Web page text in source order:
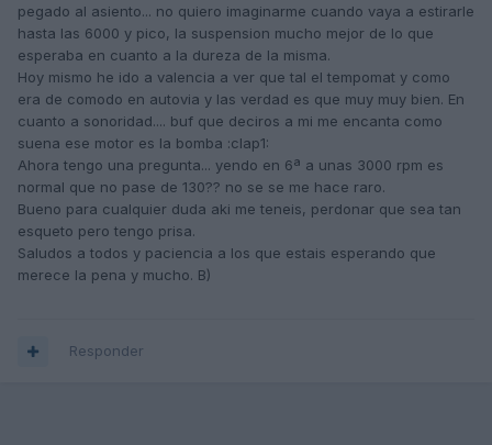
pegado al asiento... no quiero imaginarme cuando vaya a estirarle
hasta las 6000 y pico, la suspension mucho mejor de lo que
esperaba en cuanto a la dureza de la misma.
Hoy mismo he ido a valencia a ver que tal el tempomat y como
era de comodo en autovia y las verdad es que muy muy bien. En
cuanto a sonoridad.... buf que deciros a mi me encanta como
suena ese motor es la bomba :clap1:
Ahora tengo una pregunta... yendo en 6ª a unas 3000 rpm es
normal que no pase de 130?? no se se me hace raro.
Bueno para cualquier duda aki me teneis, perdonar que sea tan
esqueto pero tengo prisa.
Saludos a todos y paciencia a los que estais esperando que
merece la pena y mucho. B)
Responder